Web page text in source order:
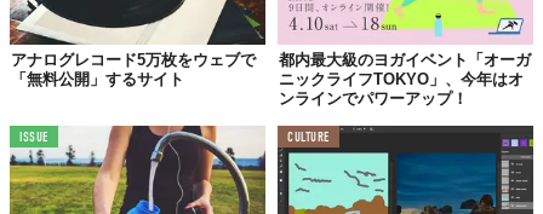
アナログレコード5万枚をウェブで
「無料公開」するサイト
都内最大級のヨガイベント「オーガ
ニックライフTOKYO」、今年はオ
ンラインでパワーアップ！
ISSUE CULTURE